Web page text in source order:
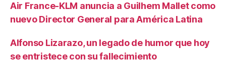
Air France-KLM anuncia a Guilhem Mallet como
nuevo Director General para América Latina
Alfonso Lizarazo, un legado de humor que hoy
se entristece con su fallecimiento